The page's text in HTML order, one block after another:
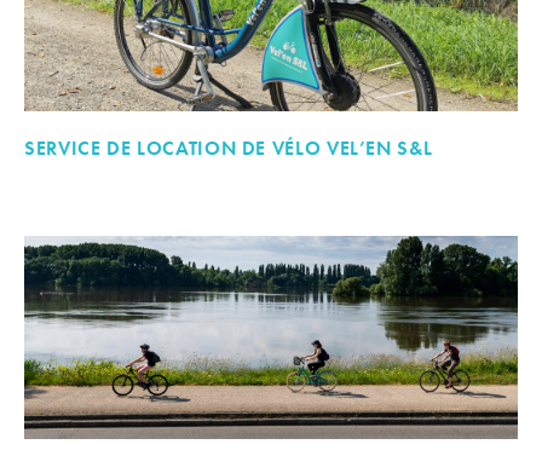
SERVICE DE LOCATION DE VÉLO VEL’EN S&L